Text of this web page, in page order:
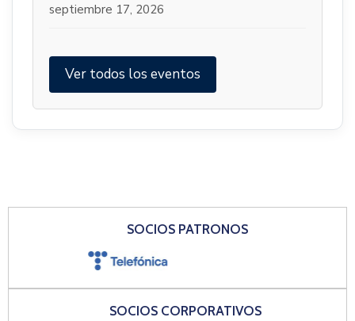
septiembre 17, 2026
Ver todos los eventos
SOCIOS PATRONOS
SOCIOS CORPORATIVOS